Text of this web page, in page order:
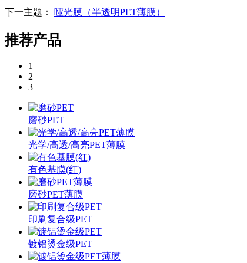
下一主题： 哑光膜（半透明PET薄膜）
推荐产品
1
2
3
磨砂PET
光学/高透/高亮PET薄膜
有色基膜(红)
磨砂PET薄膜
印刷复合级PET
镀铝烫金级PET